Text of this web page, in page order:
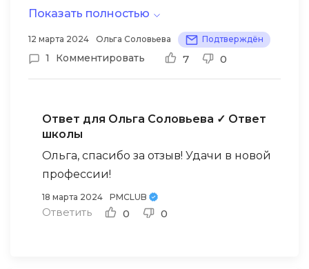
процессах внедрения новых проектов в
программы Управления проектами с
p3express 2.0. Курс понятен,
последователен и логичен по своей
снабжен дополнительными материалами,
которые максимально закрывают все
вопросы для обучающегося. Это отличная
база, чтобы расширить свои знания и
погрузиться в мир управления проектами.
Показать полностью
12 марта 2024 Ольга Соловьева Подтверждён
1 Комментировать 7 0
Ответ для Ольга Соловьева ✓ Ответ
школы
Ольга, спасибо за отзыв! Удачи в новой
профессии!
18 марта 2024 PMCLUB
Ответить 0 0